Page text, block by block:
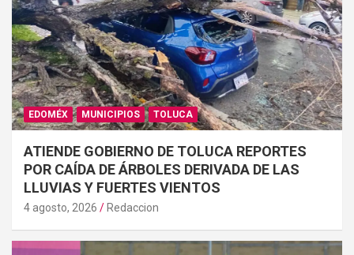
EDOMÉX MUNICIPIOS TOLUCA
ATIENDE GOBIERNO DE TOLUCA REPORTES
POR CAÍDA DE ÁRBOLES DERIVADA DE LAS
LLUVIAS Y FUERTES VIENTOS
4 agosto, 2026 Redaccion